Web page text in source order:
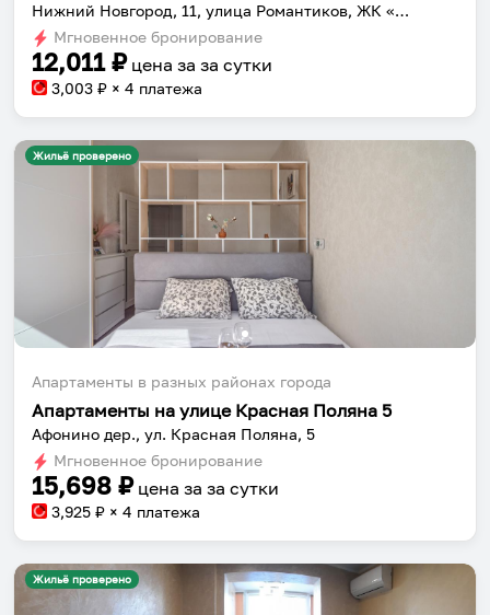
Нижний Новгород, 11, улица Романтиков, ЖК «Новая Кузнечиха», Советский район, Нижний Новгород, городской округ Нижний Новгород, Нижегородская область, Приволжский федеральный округ, 603162, Россия
Мгновенное бронирование
12,011₽ цена за за сутки
3,003 ₽ × 4 платежа
Жильё проверено
Апартаменты в разных районах города
Апартаменты на улице Красная Поляна 5
Афонино дер., ул. Красная Поляна, 5
Мгновенное бронирование
15,698 ₽ цена за за сутки
3,925 ₽ × 4 платежа
Жильё проверено